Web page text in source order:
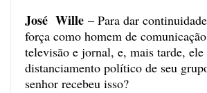
José Wille – Para dar
força como homem de
televisão e jornal, e, mais tarde, ele
distanciamento político de seu
senhor recebeu isso?